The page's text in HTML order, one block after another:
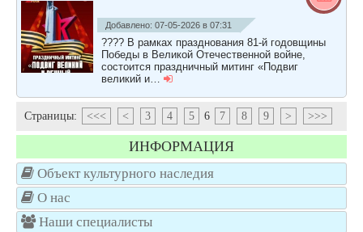
Добавлено: 07-05-2026 в 07:31
???? В рамках празднования 81-й годовщины
Победы в Великой Отечественной войне,
состоится праздничный митинг «Подвиг
великий и…
Страницы: <<< < 3 4 5 6 7 8 9 > >>>
ИНФОРМАЦИЯ
Объект культурного наследия
О нас
Наши специалисты